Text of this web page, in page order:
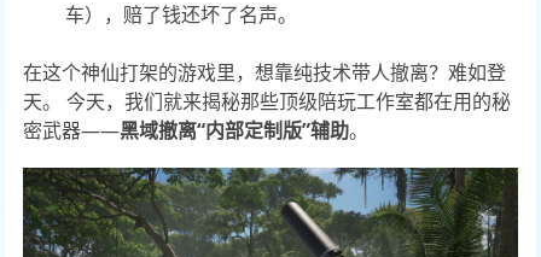
车），赔了钱还坏了名声。
在这个神仙打架的游戏里，想靠纯技术带人撤离？难如登
天。 今天，我们就来揭秘那些顶级陪玩工作室都在用的秘
密武器——黑域撤离“内部定制版”辅助。